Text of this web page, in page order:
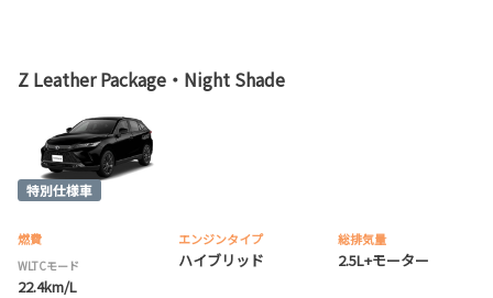
Z Leather Package・Night Shade
燃費
WLTCモード
22.4km/L
エンジンタイプ
ハイブリッド
総排気量
2.5L+モーター